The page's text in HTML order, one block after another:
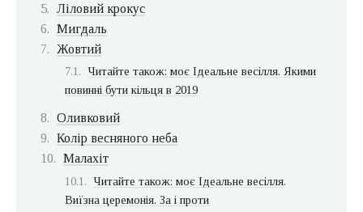
Ліловий крокус
Мигдаль
Жовтий
Читайте також: моє Ідеальне весілля. Якими
повинні бути кільця в 2019
Оливковий
Колір весняного неба
Малахіт
Читайте також: моє Ідеальне весілля.
Виїзна церемонія. За і проти